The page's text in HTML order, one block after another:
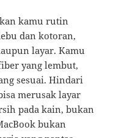
kamu rutin
dan kotoran,
layar. Kamu
yang lembut,
sesuai. Hindari
merusak layar
pada kain, bukan
bukan